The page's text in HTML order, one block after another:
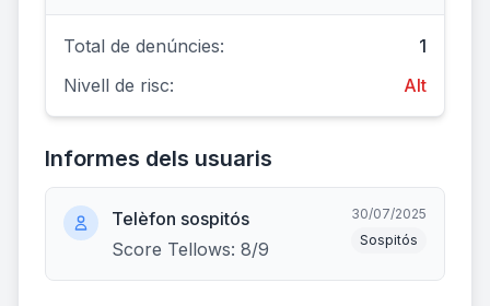
Total de denúncies:
1
Nivell de risc:
Alt
Informes dels usuaris
Telèfon sospitós
Score Tellows: 8/9
30/07/2025
Sospitós